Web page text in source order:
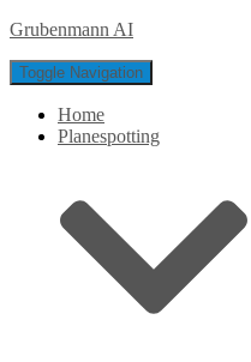
Grubenmann AI
Toggle Navigation
Home
Planespotting